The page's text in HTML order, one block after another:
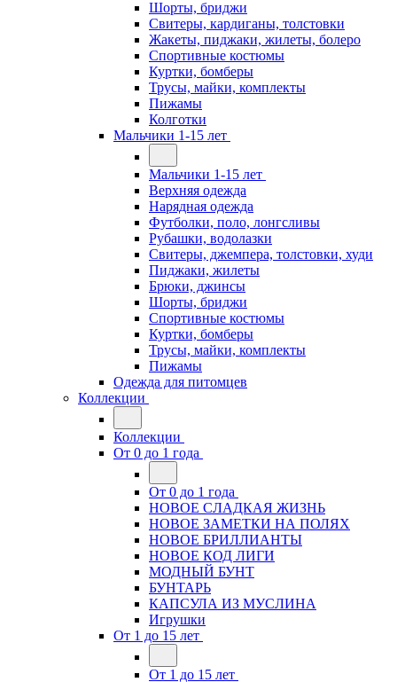
Шорты, бриджи
Свитеры, кардиганы, толстовки
Жакеты, пиджаки, жилеты, болеро
Спортивные костюмы
Куртки, бомберы
Трусы, майки, комплекты
Пижамы
Колготки
Мальчики 1-15 лет
Мальчики 1-15 лет
Верхняя одежда
Нарядная одежда
Футболки, поло, лонгсливы
Рубашки, водолазки
Свитеры, джемпера, толстовки, худи
Пиджаки, жилеты
Брюки, джинсы
Шорты, бриджи
Спортивные костюмы
Куртки, бомберы
Трусы, майки, комплекты
Пижамы
Одежда для питомцев
Коллекции
Коллекции
От 0 до 1 года
От 0 до 1 года
НОВОЕ СЛАДКАЯ ЖИЗНЬ
НОВОЕ ЗАМЕТКИ НА ПОЛЯХ
НОВОЕ БРИЛЛИАНТЫ
НОВОЕ КОД ЛИГИ
МОДНЫЙ БУНТ
БУНТАРЬ
КАПСУЛА ИЗ МУСЛИНА
Игрушки
От 1 до 15 лет
От 1 до 15 лет